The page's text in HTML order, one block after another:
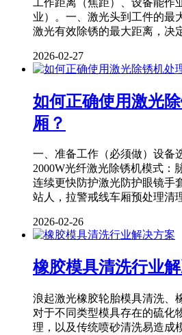
业）。一、激光头到工件的最
激光有效除锈的最大距离，决
2026-02-27
如何正确使用激光
厢？
一、准备工作（必须做）设备
2000W光纤激光除锈机模式：
连续更快防护激光防护眼镜手
站人，拉警戒线车厢预处理清
2026-02-26
橡胶模具清洗行业
浪起激光橡胶轮胎模具清洗、
对于不同类型模具存在的硫化
理，以及传统喷砂清洗易造成